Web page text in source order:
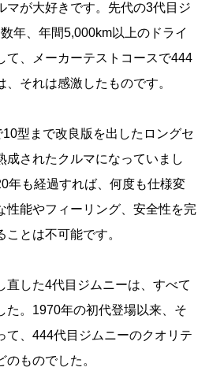
マが大好きです。先代の3代目ジ
年、年間5,000km以上のドライ
て、メーカーテストコースで444
それは感激したものです。
型まで改良版を出したロングセ
成されたクルマになっていまし
年も経過すれば、何度も仕様変
性能やフィーリング、安全性を完
とは不可能です。
直した4代目ジムニーは、すべて
た。1970年の初代登場以来、そ
て、444代目ジムニーのクオリテ
ものでした。